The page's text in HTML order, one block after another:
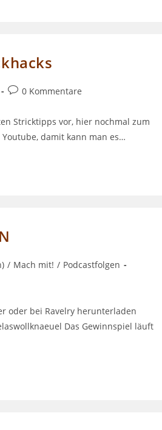
Beitrags-
0 Kommentare
Stricktipps vor, hier nochmal zum
damit kann man es…
/ Mach mit! / Podcastfolgen
oder bei Ravelry herunterladen
Das Gewinnspiel läuft